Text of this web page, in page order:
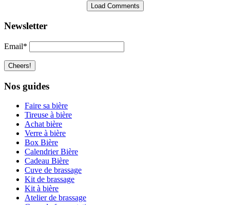
Load Comments
Newsletter
Email*
Nos guides
Faire sa bière
Tireuse à bière
Achat bière
Verre à bière
Box Bière
Calendrier Bière
Cadeau Bière
Cuve de brassage
Kit de brassage
Kit à bière
Atelier de brassage